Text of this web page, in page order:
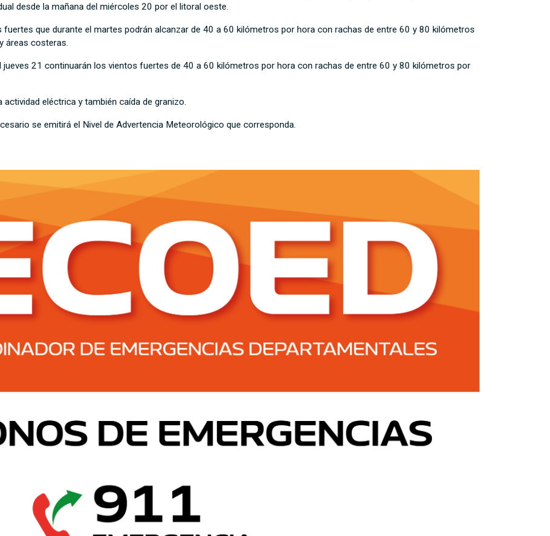
desde la mañana del miércoles 20 por el litoral oeste.
que durante el martes podrán alcanzar de 40 a 60 kilómetros por hora con rachas de entre 60 y 80 kilómetros
áreas costeras.
jueves 21 continuarán los vientos fuertes de 40 a 60 kilómetros por hora con rachas de entre 60 y 80 kilómetros por
eléctrica y también caída de granizo.
se emitirá el Nivel de Advertencia Meteorológico que corresponda.